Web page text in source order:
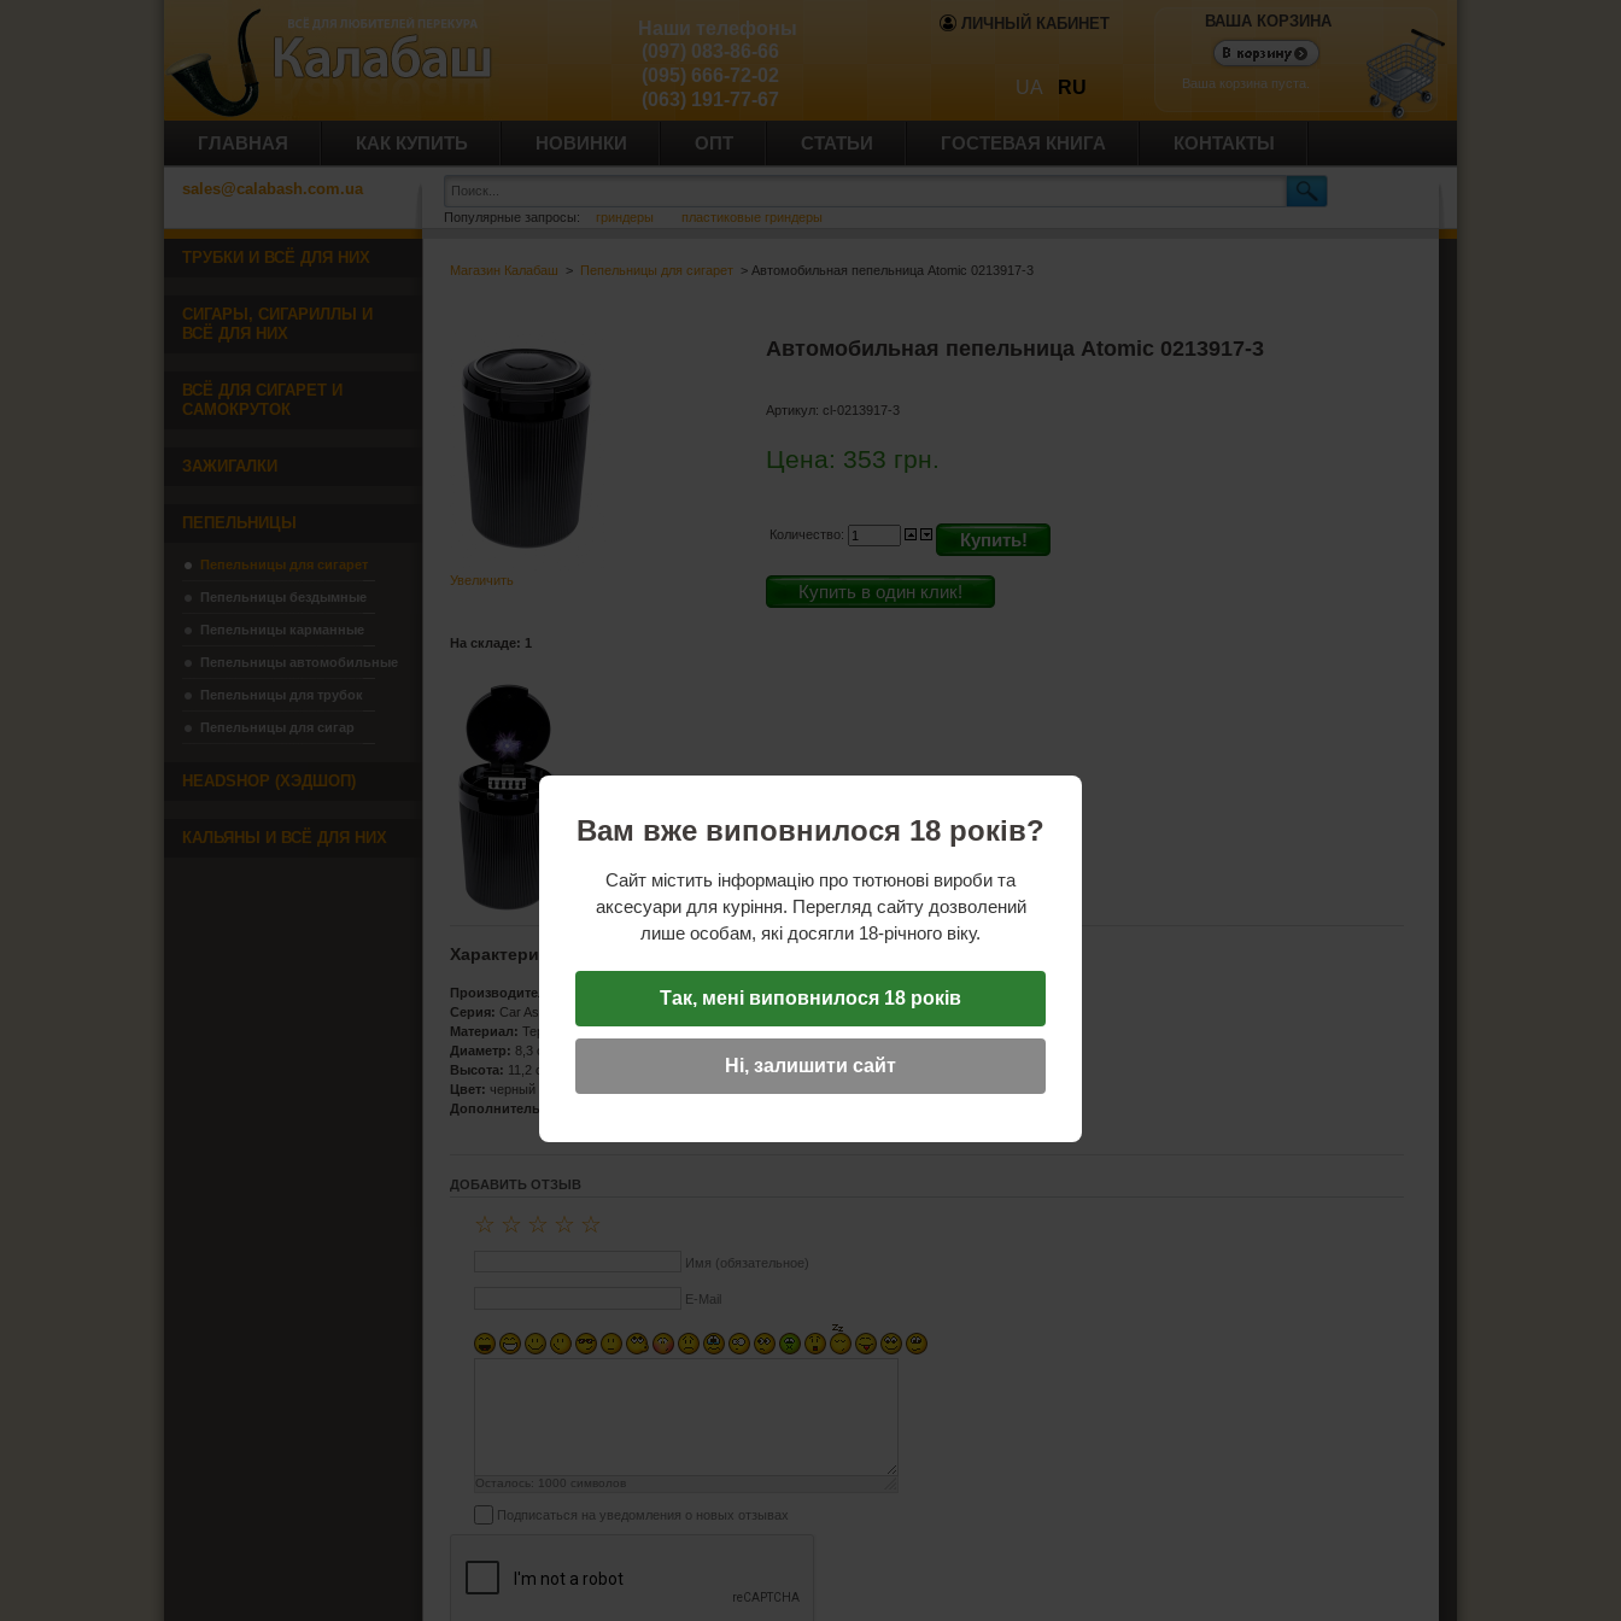
ЛИЧНЫЙ КАБИНЕТ
UA RU
Наши телефоны
(097) 083-86-66
(095) 666-72-02
(063) 191-77-67
ВАША КОРЗИНА
Ваша корзина пуста.
ГЛАВНАЯ КАК КУПИТЬ НОВИНКИ ОПТ СТАТЬИ ГОСТЕВАЯ КНИГА КОНТАКТЫ
sales@calabash.com.ua
Популярные запросы: гриндеры пластиковые гриндеры
Магазин Калабаш > Пепельницы для сигарет > Автомобильная пепельница Atomic 0213917-3
Увеличить
Автомобильная пепельница Atomic 0213917-3
Артикул:cl-0213917-3
Цена: 353 грн.
Количество: Купить!
Купить в один клик!
На складе: 1
Характеристики
Производитель:
Серия: Car Ashtray
Материал: Термостойкий пластик
Диаметр: 8,3 см
Высота: 11,2 см
Цвет: черный
Дополнительно:
ДОБАВИТЬ ОТЗЫВ
☆
☆
☆
☆
☆
Имя (обязательное)
E-Mail
Осталось: 1000 символов
Подписаться на уведомления о новых отзывах
ТРУБКИ И ВСЁ ДЛЯ НИХ
СИГАРЫ, СИГАРИЛЛЫ И
ВСЁ ДЛЯ НИХ
ВСЁ ДЛЯ СИГАРЕТ И
САМОКРУТОК
ЗАЖИГАЛКИ
ПЕПЕЛЬНИЦЫ
Пепельницы для сигарет
Пепельницы бездымные
Пепельницы карманные
Пепельницы автомобильные
Пепельницы для трубок
Пепельницы для сигар
HEADSHOP (ХЭДШОП)
КАЛЬЯНЫ И ВСЁ ДЛЯ НИХ Вам вже виповнилося 18 років?
Сайт містить інформацію про тютюнові вироби та
аксесуари для куріння. Перегляд сайту дозволений
лише особам, які досягли 18-річного віку.
Так, мені виповнилося 18 років
Ні, залишити сайт